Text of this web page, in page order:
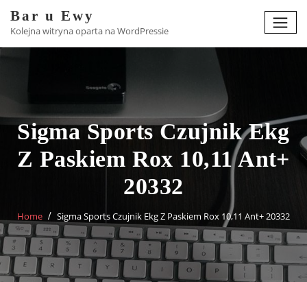
content
Bar u Ewy
Kolejna witryna oparta na WordPressie
Sigma Sports Czujnik Ekg
Z Paskiem Rox 10,11 Ant+
20332
Home Sigma Sports Czujnik Ekg Z Paskiem Rox 10,11 Ant+ 20332